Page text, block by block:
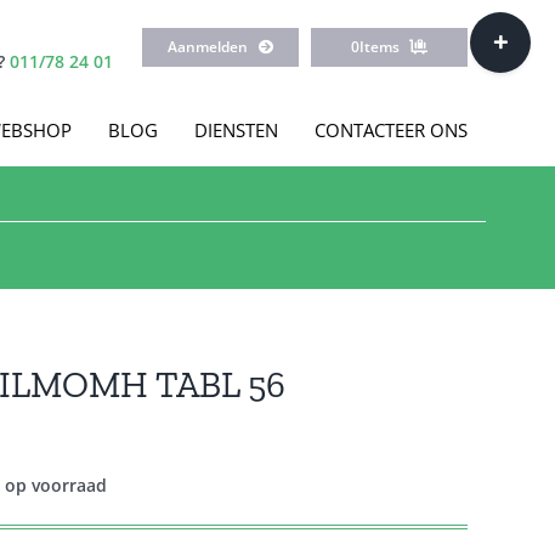
011/78 24 01
Aanmelden 0Items
BLOG DIENSTEN CONTACTEER ONS
TABL 56
op voorraad
Toggle
Sliding